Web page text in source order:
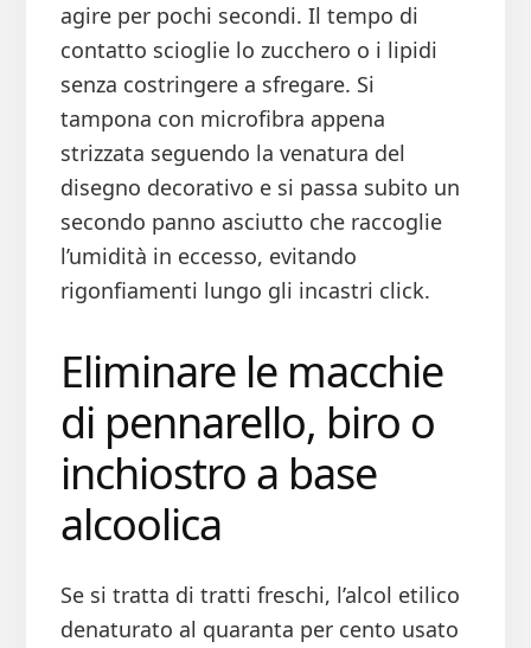
agire per pochi secondi. Il tempo di
contatto scioglie lo zucchero o i lipidi
senza costringere a sfregare. Si
tampona con microfibra appena
strizzata seguendo la venatura del
disegno decorativo e si passa subito un
secondo panno asciutto che raccoglie
l’umidità in eccesso, evitando
rigonfiamenti lungo gli incastri click.
Eliminare le macchie
di pennarello, biro o
inchiostro a base
alcoolica
Se si tratta di tratti freschi, l’alcol etilico
denaturato al quaranta per cento usato